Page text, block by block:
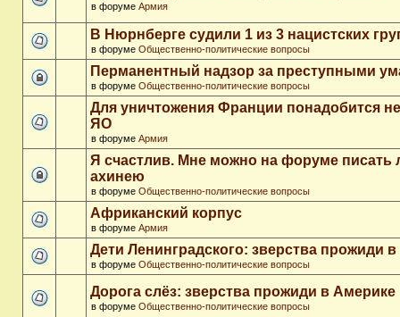
в форуме Армия
В Нюрнберге судили 1 из 3 нацистских
в форуме Общественно-политические вопросы
Перманентный надзор за преступными
в форуме Общественно-политические вопросы
Для уничтожения Франции понадобится
ЯО
в форуме Армия
Я счастлив. Мне можно на форуме
ахинею
в форуме Общественно-политические вопросы
Африканский корпус
в форуме Армия
Дети Ленинградского: зверства прожиди
в форуме Общественно-политические вопросы
Дорога слёз: зверства прожиди в Америке
в форуме Общественно-политические вопросы